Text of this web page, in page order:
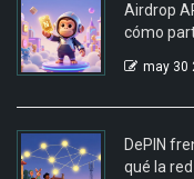
Airdrop
cómo
may 30
DePIN
qué la